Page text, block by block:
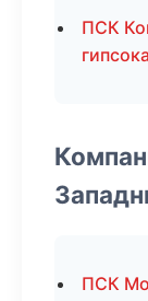
ПСК
ПСК